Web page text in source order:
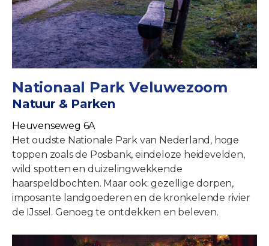
Nationaal Park Veluwezoom
Natuur & Parken
Heuvenseweg 6A
Het oudste Nationale Park van Nederland, hoge
toppen zoals de Posbank, eindeloze heidevelden,
wild spotten en duizelingwekkende
haarspeldbochten. Maar ook: gezellige dorpen,
imposante landgoederen en de kronkelende rivier
de IJssel. Genoeg te ontdekken en beleven.